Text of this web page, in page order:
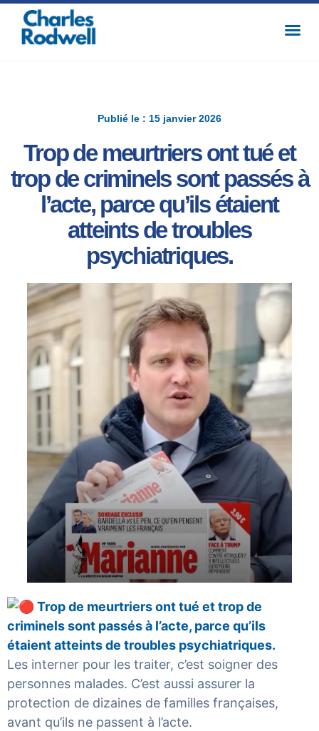
Publié le : 15 janvier 2026
Trop de meurtriers ont tué et
trop de criminels sont passés à
l’acte, parce qu’ils étaient
atteints de troubles
psychiatriques.
Trop de meurtriers ont tué et trop de
criminels sont passés à l’acte, parce qu’ils
étaient atteints de troubles psychiatriques.
Les interner pour les traiter, c’est soigner des
personnes malades. C’est aussi assurer la
protection de dizaines de familles françaises,
avant qu’ils ne passent à l’acte.